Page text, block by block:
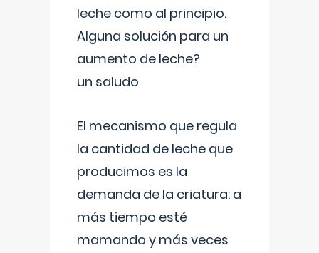
leche como al principio.
Alguna solución para un
aumento de leche?
un saludo
El mecanismo que regula
la cantidad de leche que
producimos es la
demanda de la criatura: a
más tiempo esté
mamando y más veces